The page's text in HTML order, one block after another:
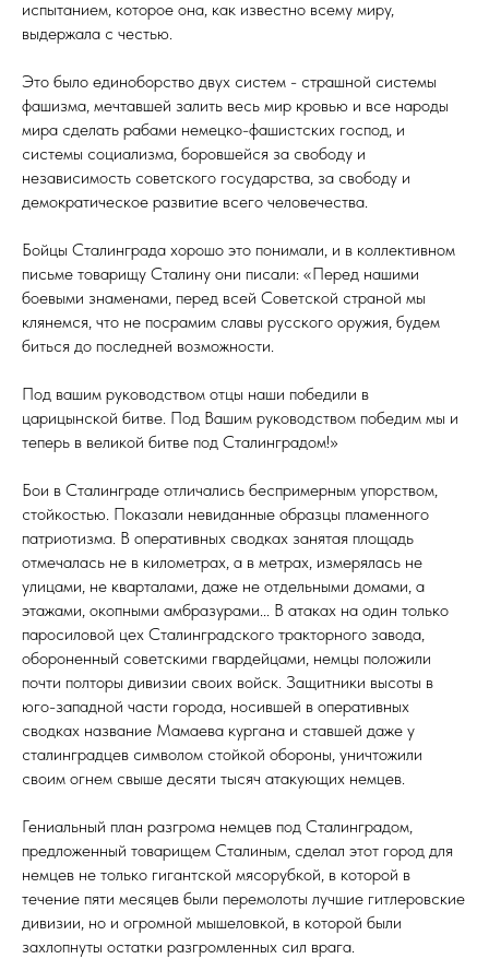
испытанием, которое она, как известно всему миру,
выдержала с честью.
Это было единоборство двух систем - страшной системы
фашизма, мечтавшей залить весь мир кровью и все народы
мира сделать рабами немецко-фашистских господ, и
системы социализма, боровшейся за свободу и
независимость советского государства, за свободу и
демократическое развитие всего человечества.
Бойцы Сталинграда хорошо это понимали, и в коллективном
письме товарищу Сталину они писали: «Перед нашими
боевыми знаменами, перед всей Советской страной мы
клянемся, что не посрамим славы русского оружия, будем
биться до последней возможности.
Под вашим руководством отцы наши победили в
царицынской битве. Под Вашим руководством победим мы и
теперь в великой битве под Сталинградом!»
Бои в Сталинграде отличались беспримерным упорством,
стойкостью. Показали невиданные образцы пламенного
патриотизма. В оперативных сводках занятая площадь
отмечалась не в километрах, а в метрах, измерялась не
улицами, не кварталами, даже не отдельными домами, а
этажами, окопными амбразурами... В атаках на один только
паросиловой цех Сталинградского тракторного завода,
обороненный советскими гвардейцами, немцы положили
почти полторы дивизии своих войск. Защитники высоты в
юго-западной части города, носившей в оперативных
сводках название Мамаева кургана и ставшей даже у
сталинградцев символом стойкой обороны, уничтожили
своим огнем свыше десяти тысяч атакующих немцев.
Гениальный план разгрома немцев под Сталинградом,
предложенный товарищем Сталиным, сделал этот город для
немцев не только гигантской мясорубкой, в которой в
течение пяти месяцев были перемолоты лучшие гитлеровские
дивизии, но и огромной мышеловкой, в которой были
захлопнуты остатки разгромленных сил врага.